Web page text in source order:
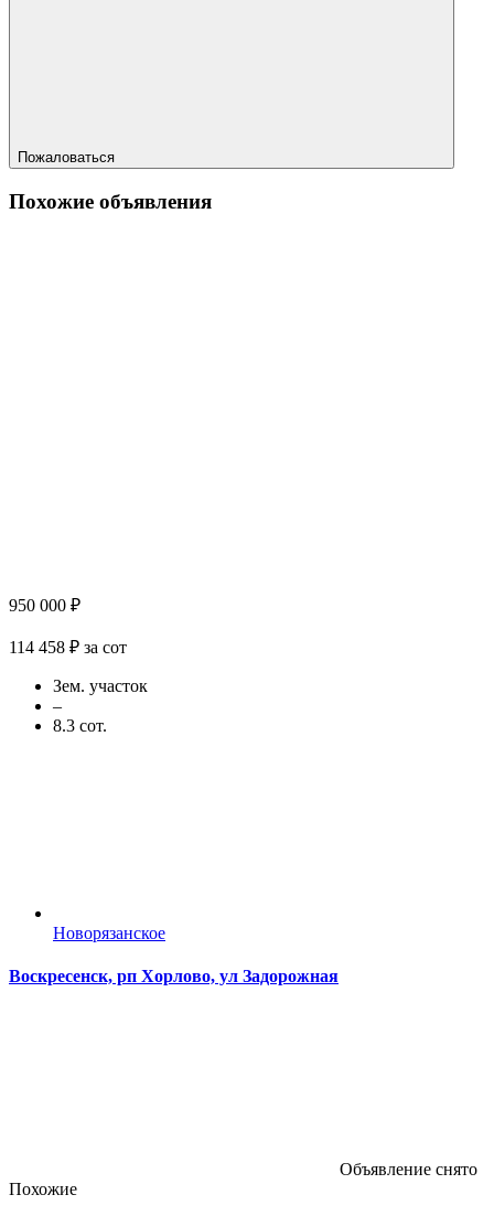
Пожаловаться
Похожие объявления
950 000 ₽
114 458 ₽ за сот
Зем. участок
–
8.3 сот.
Новорязанское
Воскресенск, рп Хорлово, ул Задорожная
Объявление снято
Похожие